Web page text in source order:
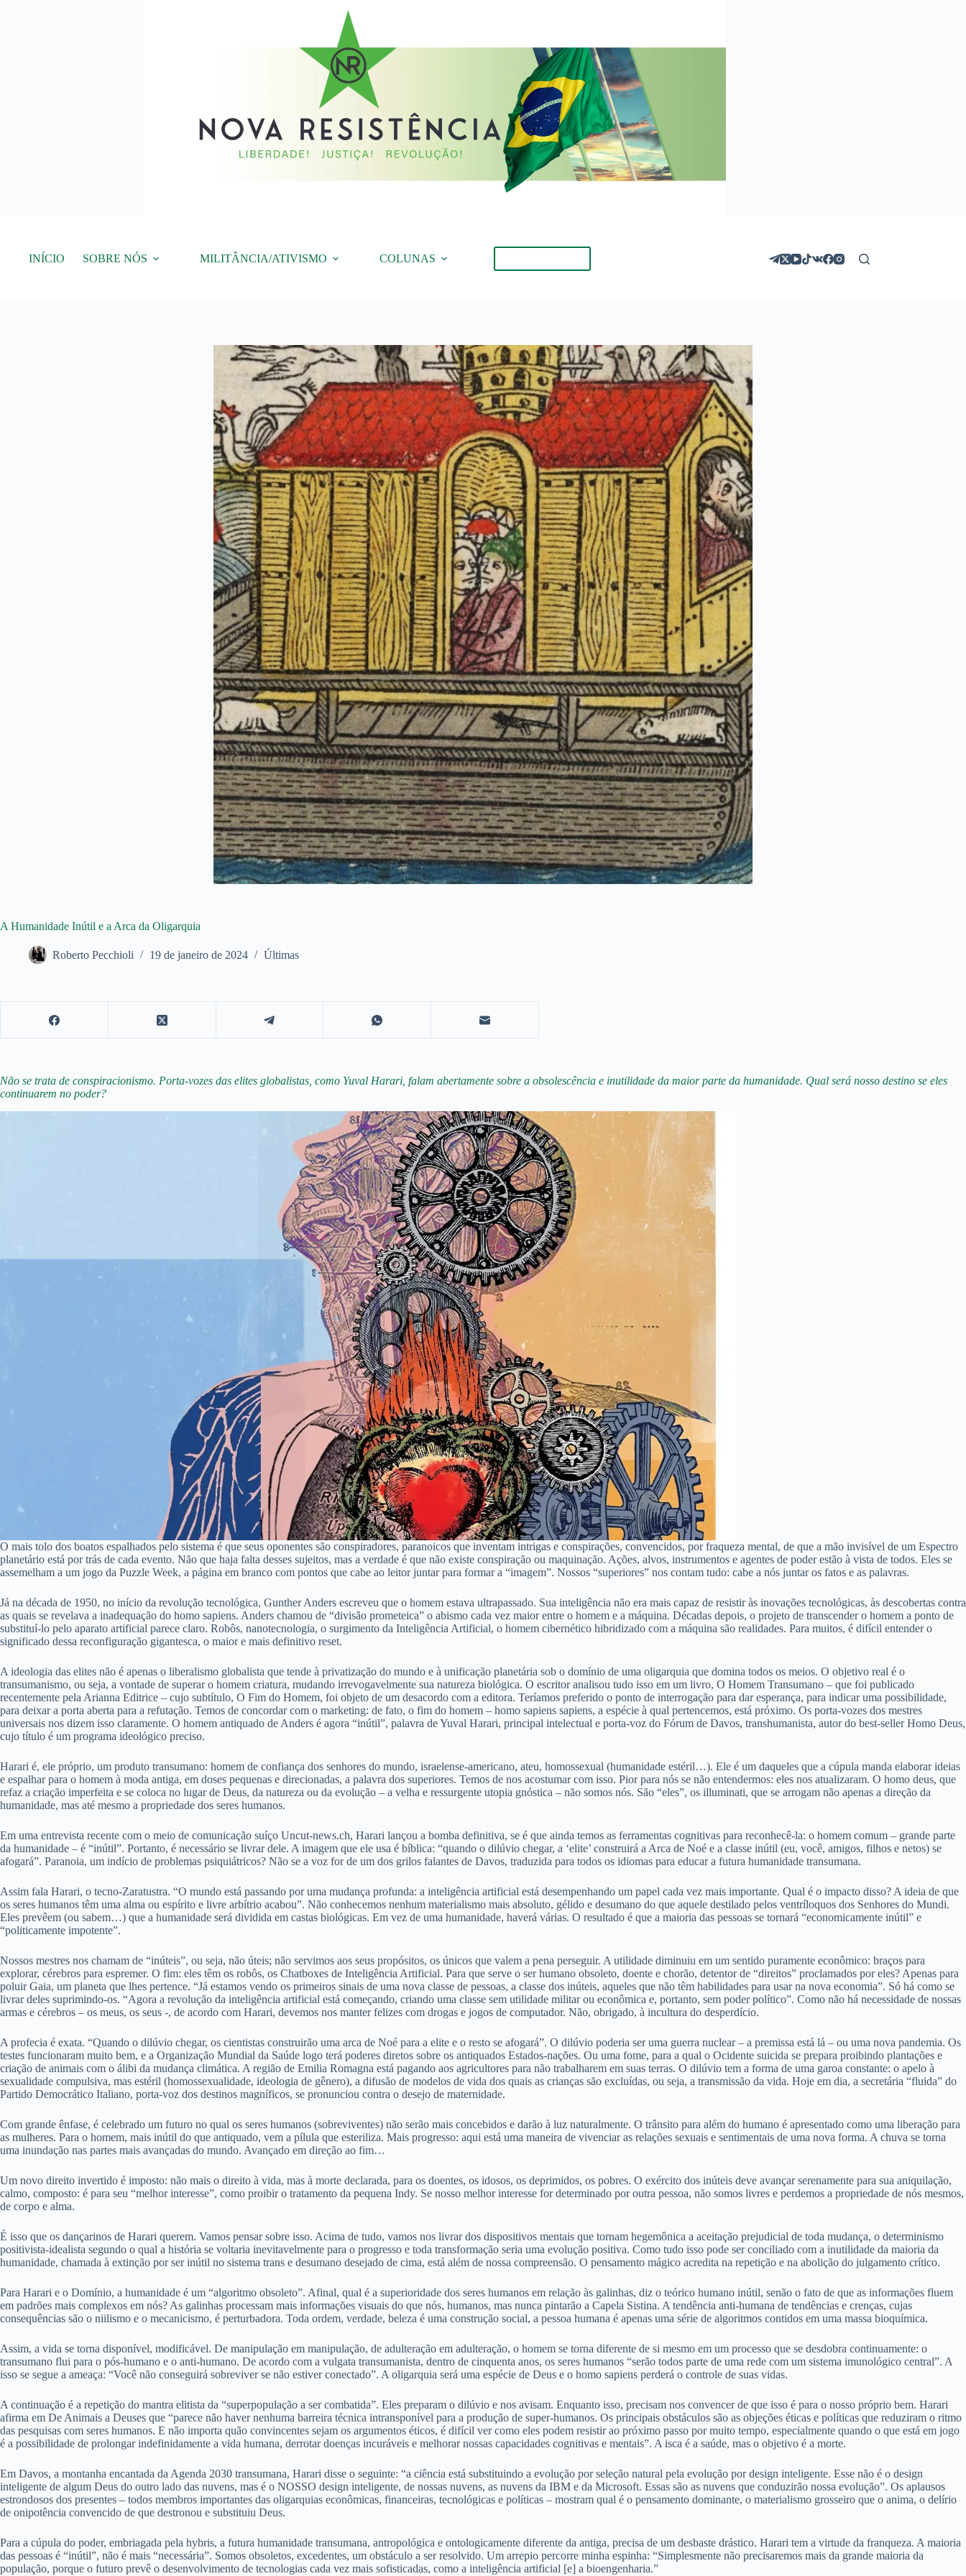
INÍCIO SOBRE NÓS MILITÂNCIA/ATIVISMO COLUNAS
A Humanidade Inútil e a Arca da Oligarquia
Roberto Pecchioli 19 de janeiro de 2024 Últimas
Não se trata de conspiracionismo. Porta-vozes das elites globalistas, como Yuval Harari, falam abertamente sobre a obsolescência e inutilidade da maior parte da humanidade. Qual será nosso destino se eles
continuarem no poder?
O mais tolo dos boatos espalhados pelo sistema é que seus oponentes são conspiradores, paranoicos que inventam intrigas e conspirações, convencidos, por fraqueza mental, de que a mão invisível de um Espectro
planetário está por trás de cada evento. Não que haja falta desses sujeitos, mas a verdade é que não existe conspiração ou maquinação. Ações, alvos, instrumentos e agentes de poder estão à vista de todos. Eles se
assemelham a um jogo da Puzzle Week, a página em branco com pontos que cabe ao leitor juntar para formar a “imagem”. Nossos “superiores” nos contam tudo: cabe a nós juntar os fatos e as palavras.
Já na década de 1950, no início da revolução tecnológica, Gunther Anders escreveu que o homem estava ultrapassado. Sua inteligência não era mais capaz de resistir às inovações tecnológicas, às descobertas contra
as quais se revelava a inadequação do homo sapiens. Anders chamou de “divisão prometeica” o abismo cada vez maior entre o homem e a máquina. Décadas depois, o projeto de transcender o homem a ponto de
substituí-lo pelo aparato artificial parece claro. Robôs, nanotecnologia, o surgimento da Inteligência Artificial, o homem cibernético hibridizado com a máquina são realidades. Para muitos, é difícil entender o
significado dessa reconfiguração gigantesca, o maior e mais definitivo reset.
A ideologia das elites não é apenas o liberalismo globalista que tende à privatização do mundo e à unificação planetária sob o domínio de uma oligarquia que domina todos os meios. O objetivo real é o
transumanismo, ou seja, a vontade de superar o homem criatura, mudando irrevogavelmente sua natureza biológica. O escritor analisou tudo isso em um livro, O Homem Transumano – que foi publicado
recentemente pela Arianna Editrice – cujo subtítulo, O Fim do Homem, foi objeto de um desacordo com a editora. Teríamos preferido o ponto de interrogação para dar esperança, para indicar uma possibilidade,
para deixar a porta aberta para a refutação. Temos de concordar com o marketing: de fato, o fim do homem – homo sapiens sapiens, a espécie à qual pertencemos, está próximo. Os porta-vozes dos mestres
universais nos dizem isso claramente. O homem antiquado de Anders é agora “inútil”, palavra de Yuval Harari, principal intelectual e porta-voz do Fórum de Davos, transhumanista, autor do best-seller Homo Deus,
cujo título é um programa ideológico preciso.
Harari é, ele próprio, um produto transumano: homem de confiança dos senhores do mundo, israelense-americano, ateu, homossexual (humanidade estéril…). Ele é um daqueles que a cúpula manda elaborar ideias
e espalhar para o homem à moda antiga, em doses pequenas e direcionadas, a palavra dos superiores. Temos de nos acostumar com isso. Pior para nós se não entendermos: eles nos atualizaram. O homo deus, que
refaz a criação imperfeita e se coloca no lugar de Deus, da natureza ou da evolução – a velha e ressurgente utopia gnóstica – não somos nós. São “eles”, os illuminati, que se arrogam não apenas a direção da
humanidade, mas até mesmo a propriedade dos seres humanos.
Em uma entrevista recente com o meio de comunicação suíço Uncut-news.ch, Harari lançou a bomba definitiva, se é que ainda temos as ferramentas cognitivas para reconhecê-la: o homem comum – grande parte
da humanidade – é “inútil”. Portanto, é necessário se livrar dele. A imagem que ele usa é bíblica: “quando o dilúvio chegar, a ‘elite’ construirá a Arca de Noé e a classe inútil (eu, você, amigos, filhos e netos) se
afogará”. Paranoia, um indício de problemas psiquiátricos? Não se a voz for de um dos grilos falantes de Davos, traduzida para todos os idiomas para educar a futura humanidade transumana.
Assim fala Harari, o tecno-Zaratustra. “O mundo está passando por uma mudança profunda: a inteligência artificial está desempenhando um papel cada vez mais importante. Qual é o impacto disso? A ideia de que
os seres humanos têm uma alma ou espírito e livre arbítrio acabou”. Não conhecemos nenhum materialismo mais absoluto, gélido e desumano do que aquele destilado pelos ventríloquos dos Senhores do Mundi.
Eles prevêem (ou sabem…) que a humanidade será dividida em castas biológicas. Em vez de uma humanidade, haverá várias. O resultado é que a maioria das pessoas se tornará “economicamente inútil” e
“politicamente impotente”.
Nossos mestres nos chamam de “inúteis”, ou seja, não úteis; não servimos aos seus propósitos, os únicos que valem a pena perseguir. A utilidade diminuiu em um sentido puramente econômico: braços para
explorar, cérebros para espremer. O fim: eles têm os robôs, os Chatboxes de Inteligência Artificial. Para que serve o ser humano obsoleto, doente e chorão, detentor de “direitos” proclamados por eles? Apenas para
poluir Gaia, um planeta que lhes pertence. “Já estamos vendo os primeiros sinais de uma nova classe de pessoas, a classe dos inúteis, aqueles que não têm habilidades para usar na nova economia”. Só há como se
livrar deles suprimindo-os. “Agora a revolução da inteligência artificial está começando, criando uma classe sem utilidade militar ou econômica e, portanto, sem poder político”. Como não há necessidade de nossas
armas e cérebros – os meus, os seus -, de acordo com Harari, devemos nos manter felizes com drogas e jogos de computador. Não, obrigado, à incultura do desperdício.
A profecia é exata. “Quando o dilúvio chegar, os cientistas construirão uma arca de Noé para a elite e o resto se afogará”. O dilúvio poderia ser uma guerra nuclear – a premissa está lá – ou uma nova pandemia. Os
testes funcionaram muito bem, e a Organização Mundial da Saúde logo terá poderes diretos sobre os antiquados Estados-nações. Ou uma fome, para a qual o Ocidente suicida se prepara proibindo plantações e
criação de animais com o álibi da mudança climática. A região de Emilia Romagna está pagando aos agricultores para não trabalharem em suas terras. O dilúvio tem a forma de uma garoa constante: o apelo à
sexualidade compulsiva, mas estéril (homossexualidade, ideologia de gênero), a difusão de modelos de vida dos quais as crianças são excluídas, ou seja, a transmissão da vida. Hoje em dia, a secretária “fluida” do
Partido Democrático Italiano, porta-voz dos destinos magníficos, se pronunciou contra o desejo de maternidade.
Com grande ênfase, é celebrado um futuro no qual os seres humanos (sobreviventes) não serão mais concebidos e darão à luz naturalmente. O trânsito para além do humano é apresentado como uma liberação para
as mulheres. Para o homem, mais inútil do que antiquado, vem a pílula que esteriliza. Mais progresso: aqui está uma maneira de vivenciar as relações sexuais e sentimentais de uma nova forma. A chuva se torna
uma inundação nas partes mais avançadas do mundo. Avançado em direção ao fim…
Um novo direito invertido é imposto: não mais o direito à vida, mas à morte declarada, para os doentes, os idosos, os deprimidos, os pobres. O exército dos inúteis deve avançar serenamente para sua aniquilação,
calmo, composto: é para seu “melhor interesse”, como proibir o tratamento da pequena Indy. Se nosso melhor interesse for determinado por outra pessoa, não somos livres e perdemos a propriedade de nós mesmos,
de corpo e alma.
É isso que os dançarinos de Harari querem. Vamos pensar sobre isso. Acima de tudo, vamos nos livrar dos dispositivos mentais que tornam hegemônica a aceitação prejudicial de toda mudança, o determinismo
positivista-idealista segundo o qual a história se voltaria inevitavelmente para o progresso e toda transformação seria uma evolução positiva. Como tudo isso pode ser conciliado com a inutilidade da maioria da
humanidade, chamada à extinção por ser inútil no sistema trans e desumano desejado de cima, está além de nossa compreensão. O pensamento mágico acredita na repetição e na abolição do julgamento crítico.
Para Harari e o Domínio, a humanidade é um “algoritmo obsoleto”. Afinal, qual é a superioridade dos seres humanos em relação às galinhas, diz o teórico humano inútil, senão o fato de que as informações fluem
em padrões mais complexos em nós? As galinhas processam mais informações visuais do que nós, humanos, mas nunca pintarão a Capela Sistina. A tendência anti-humana de tendências e crenças, cujas
consequências são o niilismo e o mecanicismo, é perturbadora. Toda ordem, verdade, beleza é uma construção social, a pessoa humana é apenas uma série de algoritmos contidos em uma massa bioquímica.
Assim, a vida se torna disponível, modificável. De manipulação em manipulação, de adulteração em adulteração, o homem se torna diferente de si mesmo em um processo que se desdobra continuamente: o
transumano flui para o pós-humano e o anti-humano. De acordo com a vulgata transumanista, dentro de cinquenta anos, os seres humanos “serão todos parte de uma rede com um sistema imunológico central”. A
isso se segue a ameaça: “Você não conseguirá sobreviver se não estiver conectado”. A oligarquia será uma espécie de Deus e o homo sapiens perderá o controle de suas vidas.
A continuação é a repetição do mantra elitista da “superpopulação a ser combatida”. Eles preparam o dilúvio e nos avisam. Enquanto isso, precisam nos convencer de que isso é para o nosso próprio bem. Harari
afirma em De Animais a Deuses que “parece não haver nenhuma barreira técnica intransponível para a produção de super-humanos. Os principais obstáculos são as objeções éticas e políticas que reduziram o ritmo
das pesquisas com seres humanos. E não importa quão convincentes sejam os argumentos éticos, é difícil ver como eles podem resistir ao próximo passo por muito tempo, especialmente quando o que está em jogo
é a possibilidade de prolongar indefinidamente a vida humana, derrotar doenças incuráveis e melhorar nossas capacidades cognitivas e mentais”. A isca é a saúde, mas o objetivo é a morte.
Em Davos, a montanha encantada da Agenda 2030 transumana, Harari disse o seguinte: “a ciência está substituindo a evolução por seleção natural pela evolução por design inteligente. Esse não é o design
inteligente de algum Deus do outro lado das nuvens, mas é o NOSSO design inteligente, de nossas nuvens, as nuvens da IBM e da Microsoft. Essas são as nuvens que conduzirão nossa evolução”. Os aplausos
estrondosos dos presentes – todos membros importantes das oligarquias econômicas, financeiras, tecnológicas e políticas – mostram qual é o pensamento dominante, o materialismo grosseiro que o anima, o delírio
de onipotência convencido de que destronou e substituiu Deus.
Para a cúpula do poder, embriagada pela hybris, a futura humanidade transumana, antropológica e ontologicamente diferente da antiga, precisa de um desbaste drástico. Harari tem a virtude da franqueza. A maioria
das pessoas é “inútil”, não é mais “necessária”. Somos obsoletos, excedentes, um obstáculo a ser resolvido. Um arrepio percorre minha espinha: “Simplesmente não precisaremos mais da grande maioria da
população, porque o futuro prevê o desenvolvimento de tecnologias cada vez mais sofisticadas, como a inteligência artificial [e] a bioengenharia.”